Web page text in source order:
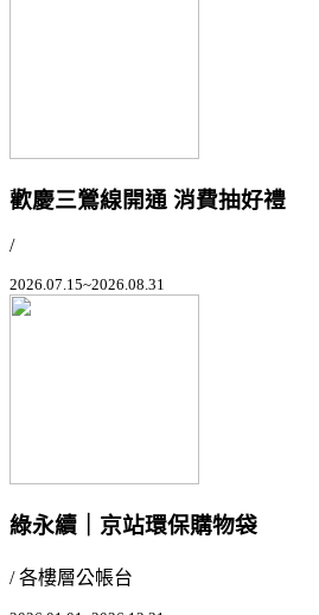
歡慶三鶯線開通 消費抽好禮
/
2026.07.15~2026.08.31
綠永續｜京站環保購物袋
/ 各樓層公帳台